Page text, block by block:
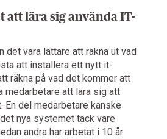
att lära sig använda IT-
det vara lättare att räkna ut vad
att installera ett nytt it-
räkna på vad det kommer att
medarbetare att lära sig att
En del medarbetare kanske
nya systemet tack vare
andra har arbetat i 10 år